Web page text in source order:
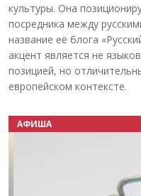
культуры. Она
посредника между
название её блога
акцент является не
позицией, но
европейском контексте.
АФИША